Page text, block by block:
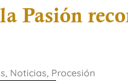
Pasión
, Noticias, Procesión